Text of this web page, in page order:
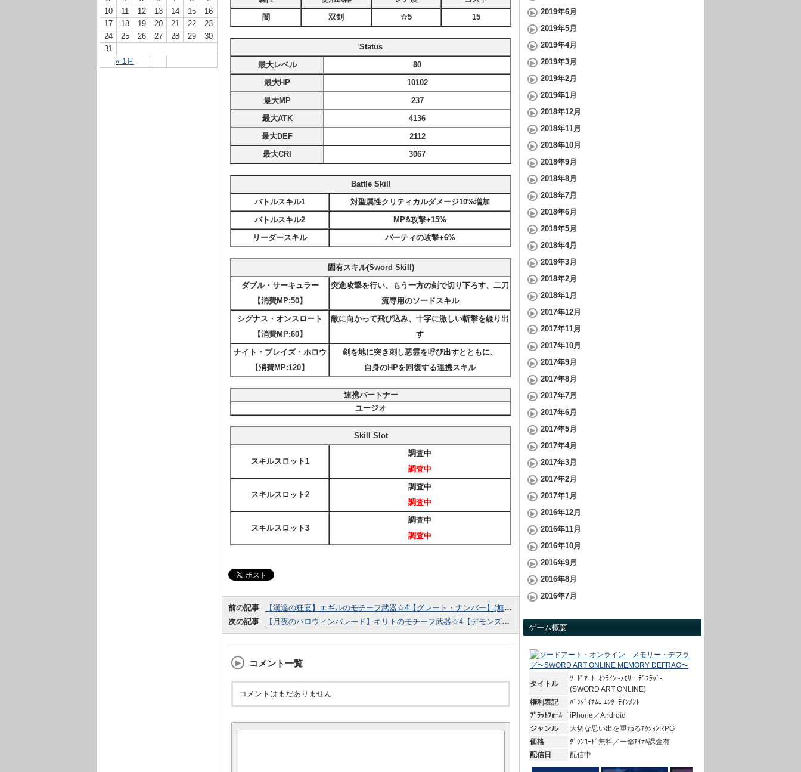
« 1月
10
11 12 13 14 15
16
17
18 19 20 21 22
23
24
25 26 27 28 29
30
31
闇
双剣 ☆5 15
Status
最大レベル
80
最大HP
10102
最大MP
237
最大ATK
4136
最大DEF
2112
最大CRI
3067
Battle Skill
バトルスキル1
対聖属性クリティカルダメージ10%増加
バトルスキル2
MP&攻撃+15%
リーダースキル
パーティの攻撃+6%
固有スキル(Sword Skill)
ダブル・サーキュラー
【消費MP:50】
突進攻撃を行い、もう一方の剣で切り下ろす、二刀
流専用のソードスキル
シグナス・オンスロート
【消費MP:60】
敵に向かって飛び込み、十字に激しい斬撃を繰り出
す
ナイト・ブレイズ・ホロウ
【消費MP:120】
剣を地に突き刺し悪霊を呼び出すとともに、
自身のHPを回復する連携スキル
連携パートナー
ユージオ
Skill Slot
スキルスロット1
調査中
調査中
スキルスロット2
調査中
調査中
スキルスロット3
調査中
調査中
前の記事
【漢達の狂宴】エギルのモチーフ武器☆4【グレート・ナンバー】(無・片手棍)ステータス
次の記事
【月夜のハロウィンパレード】キリトのモチーフ武器☆4【デモンズ・ブレード×バット・エスパーダ】(闇・双剣)ステータス
コメント一覧
コメントはまだありません
2019年6月
2019年5月
2019年4月
2019年3月
2019年2月
2019年1月
2018年12月
2018年11月
2018年10月
2018年9月
2018年8月
2018年7月
2018年6月
2018年5月
2018年4月
2018年3月
2018年2月
2018年1月
2017年12月
2017年11月
2017年10月
2017年9月
2017年8月
2017年7月
2017年6月
2017年5月
2017年4月
2017年3月
2017年2月
2017年1月
2016年12月
2016年11月
2016年10月
2016年9月
2016年8月
2016年7月
ゲーム概要
タイトル
ｿｰﾄﾞｱｰﾄ･ｵﾝﾗｲﾝ -ﾒﾓﾘｰ･ﾃﾞﾌﾗｸﾞ-
(SWORD ART ONLINE)
権利表記
ﾊﾞﾝﾀﾞｲﾅﾑｺ ｴﾝﾀｰﾃｲﾝﾒﾝﾄ
ﾌﾟﾗｯﾄﾌｫｰﾑ
iPhone／Android
ジャンル
大切な思い出を重ねるｱｸｼｮﾝRPG
価格
ﾀﾞｳﾝﾛｰﾄﾞ無料／一部ｱｲﾃﾑ課金有
配信日
配信中